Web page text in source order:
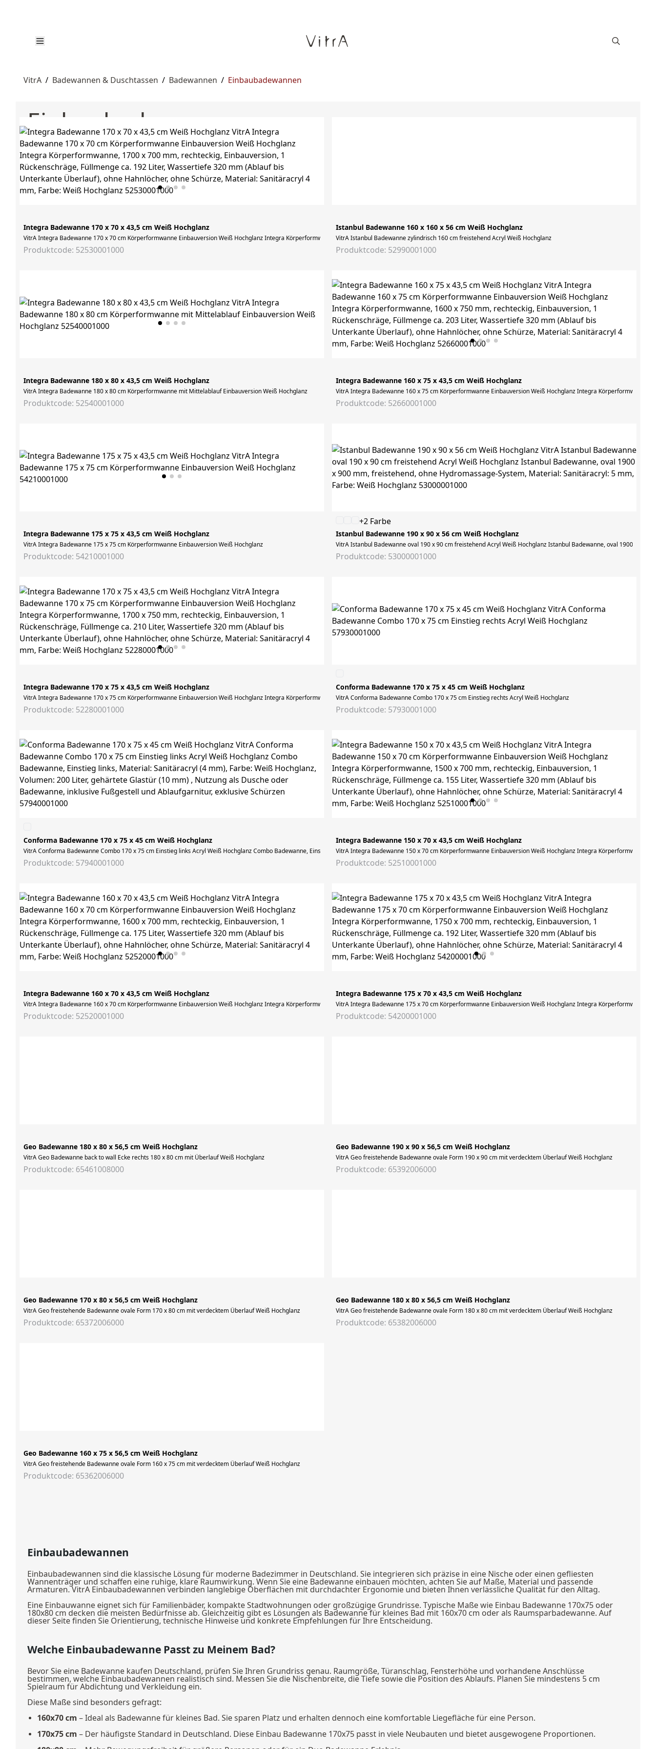
VitrA / Badewannen & Duschtassen / Badewannen / Einbaubadewannen
Einbaubadewannen
Integra Badewanne 170 x 70 x 43,5 cm Weiß Hochglanz
VitrA Integra Badewanne 170 x 70 cm Körperformwanne Einbauversion Weiß Hochglanz Integra Körperformwanne, 1700 x 700 mm, rechteckig, Einbauversion, 1 Rückenschräge, Füllmenge ca. 192 Liter, Wassertiefe 320 mm
Produktcode: 52530001000
Istanbul Badewanne 160 x 160 x 56 cm Weiß Hochglanz
VitrA Istanbul Badewanne zylindrisch 160 cm freistehend Acryl Weiß Hochglanz
Produktcode: 52990001000
Integra Badewanne 180 x 80 x 43,5 cm Weiß Hochglanz
VitrA Integra Badewanne 180 x 80 cm Körperformwanne mit Mittelablauf Einbauversion Weiß Hochglanz
Produktcode: 52540001000
Integra Badewanne 160 x 75 x 43,5 cm Weiß Hochglanz
VitrA Integra Badewanne 160 x 75 cm Körperformwanne Einbauversion Weiß Hochglanz Integra Körperformwanne,
Produktcode: 52660001000
Integra Badewanne 175 x 75 x 43,5 cm Weiß Hochglanz
VitrA Integra Badewanne 175 x 75 cm Körperformwanne Einbauversion Weiß Hochglanz
Produktcode: 54210001000
+2 Farbe
Istanbul Badewanne 190 x 90 x 56 cm Weiß Hochglanz
VitrA Istanbul Badewanne oval 190 x 90 cm freistehend Acryl Weiß Hochglanz Istanbul Badewanne, oval 1900 x
Produktcode: 53000001000
Integra Badewanne 170 x 75 x 43,5 cm Weiß Hochglanz
VitrA Integra Badewanne 170 x 75 cm Körperformwanne Einbauversion Weiß Hochglanz Integra Körperformwanne, 1700 x 750 mm, rechteckig, Einbauversion, 1 Rückenschräge, Füllmenge ca. 210 Liter, Wassertiefe 320 mm
Produktcode: 52280001000
Conforma Badewanne 170 x 75 x 45 cm Weiß Hochglanz
VitrA Conforma Badewanne Combo 170 x 75 cm Einstieg rechts Acryl Weiß Hochglanz
Produktcode: 57930001000
Conforma Badewanne 170 x 75 x 45 cm Weiß Hochglanz
VitrA Conforma Badewanne Combo 170 x 75 cm Einstieg links Acryl Weiß Hochglanz Combo Badewanne, Einstieg links, Material: Sanitäracryl (4 mm), Farbe: Weiß Hochglanz, Volumen: 200 Liter, gehärtete Glastür (10 mm) , Nutzung
Produktcode: 57940001000
Integra Badewanne 150 x 70 x 43,5 cm Weiß Hochglanz
VitrA Integra Badewanne 150 x 70 cm Körperformwanne Einbauversion Weiß Hochglanz Integra Körperformwanne,
Produktcode: 52510001000
Integra Badewanne 160 x 70 x 43,5 cm Weiß Hochglanz
VitrA Integra Badewanne 160 x 70 cm Körperformwanne Einbauversion Weiß Hochglanz Integra Körperformwanne, 1600 x 700 mm, rechteckig, Einbauversion, 1 Rückenschräge, Füllmenge ca. 175 Liter, Wassertiefe 320 mm
Produktcode: 52520001000
Integra Badewanne 175 x 70 x 43,5 cm Weiß Hochglanz
VitrA Integra Badewanne 175 x 70 cm Körperformwanne Einbauversion Weiß Hochglanz Integra Körperformwanne,
Produktcode: 54200001000
Geo Badewanne 180 x 80 x 56,5 cm Weiß Hochglanz
VitrA Geo Badewanne back to wall Ecke rechts 180 x 80 cm mit Überlauf Weiß Hochglanz
Produktcode: 65461008000
Geo Badewanne 190 x 90 x 56,5 cm Weiß Hochglanz
VitrA Geo freistehende Badewanne ovale Form 190 x 90 cm mit verdecktem Überlauf Weiß Hochglanz
Produktcode: 65392006000
Geo Badewanne 170 x 80 x 56,5 cm Weiß Hochglanz
VitrA Geo freistehende Badewanne ovale Form 170 x 80 cm mit verdecktem Überlauf Weiß Hochglanz
Produktcode: 65372006000
Geo Badewanne 180 x 80 x 56,5 cm Weiß Hochglanz
VitrA Geo freistehende Badewanne ovale Form 180 x 80 cm mit verdecktem Überlauf Weiß Hochglanz
Produktcode: 65382006000
Geo Badewanne 160 x 75 x 56,5 cm Weiß Hochglanz
VitrA Geo freistehende Badewanne ovale Form 160 x 75 cm mit verdecktem Überlauf Weiß Hochglanz
Produktcode: 65362006000
Einbaubadewannen
Einbaubadewannen sind die klassische Lösung für moderne Badezimmer in Deutschland. Sie integrieren sich präzise in eine Nische oder einen gefliesten
Wannenträger und schaffen eine ruhige, klare Raumwirkung. Wenn Sie eine Badewanne einbauen möchten, achten Sie auf Maße, Material und passende
Armaturen. VitrA Einbaubadewannen verbinden langlebige Oberflächen mit durchdachter Ergonomie und bieten Ihnen verlässliche Qualität für den Alltag.
Eine Einbauwanne eignet sich für Familienbäder, kompakte Stadtwohnungen oder großzügige Grundrisse. Typische Maße wie Einbau Badewanne 170x75 oder
180x80 cm decken die meisten Bedürfnisse ab. Gleichzeitig gibt es Lösungen als Badewanne für kleines Bad mit 160x70 cm oder als Raumsparbadewanne. Auf
dieser Seite finden Sie Orientierung, technische Hinweise und konkrete Empfehlungen für Ihre Entscheidung.
Welche Einbaubadewanne Passt zu Meinem Bad?
Bevor Sie eine Badewanne kaufen Deutschland, prüfen Sie Ihren Grundriss genau. Raumgröße, Türanschlag, Fensterhöhe und vorhandene Anschlüsse
bestimmen, welche Einbaubadewannen realistisch sind. Messen Sie die Nischenbreite, die Tiefe sowie die Position des Ablaufs. Planen Sie mindestens 5 cm
Spielraum für Abdichtung und Verkleidung ein.
Diese Maße sind besonders gefragt:
160x70 cm – Ideal als Badewanne für kleines Bad. Sie sparen Platz und erhalten dennoch eine komfortable Liegefläche für eine Person.
170x75 cm – Der häufigste Standard in Deutschland. Diese Einbau Badewanne 170x75 passt in viele Neubauten und bietet ausgewogene Proportionen.